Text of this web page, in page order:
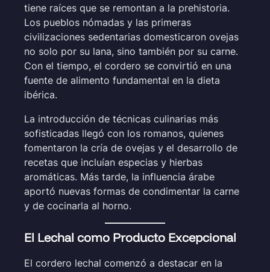
tiene raíces que se remontan a la prehistoria.
Los pueblos nómadas y las primeras
civilizaciones sedentarias domesticaron ovejas
no solo por su lana, sino también por su carne.
Con el tiempo, el cordero se convirtió en una
fuente de alimento fundamental en la dieta
ibérica.
La introducción de técnicas culinarias más
sofisticadas llegó con los romanos, quienes
fomentaron la cría de ovejas y el desarrollo de
recetas que incluían especias y hierbas
aromáticas. Más tarde, la influencia árabe
aportó nuevas formas de condimentar la carne
y de cocinarla al horno.
El Lechal como Producto Excepcional
El cordero lechal comenzó a destacar en la